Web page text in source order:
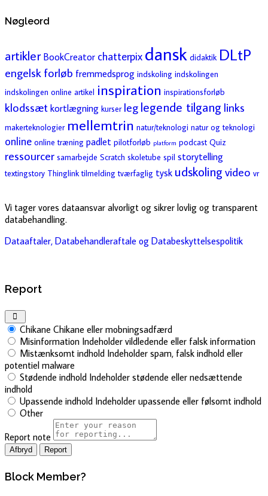
Nøgleord
artikler BookCreator chatterpix dansk didaktik DLtP
engelsk forløb fremmedsprog indskoling indskolingen
indskolingen online artikel inspiration inspirationsforløb
klodssætkortlægning kurser leg legende tilgang links
makerteknologier mellemtrin natur/teknologi natur og teknologi
online online træning padlet pilotforløb platform podcast Quiz
ressourcer samarbejde Scratch skoletube spil storytelling
textingstory Thinglink tilmelding tværfaglig tysk udskoling video vr
Vi tager vores dataansvar alvorligt og sikrer lovlig og transparent
databehandling.
Dataaftaler, Databehandleraftale og Databeskyttelsespolitik
Report
Chikane Chikane eller mobningsadfærd
Misinformation Indeholder vildledende eller falsk information
Mistænksomt indhold Indeholder spam, falsk indhold eller
potentiel malware
Stødende indhold Indeholder stødende eller nedsættende
indhold
Upassende indhold Indeholder upassende eller følsomt indhold
Other
Report note
Report
Block Member?